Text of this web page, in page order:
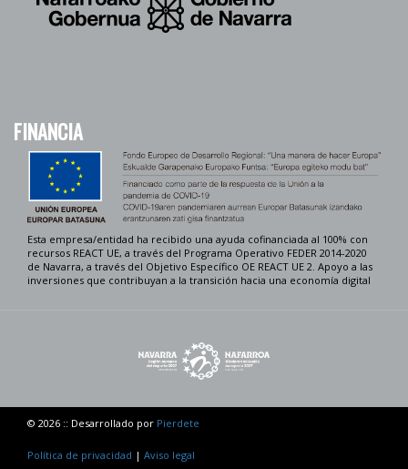
FINANCIA
Esta empresa/entidad ha recibido una ayuda cofinanciada al 100% con
recursos REACT UE, a través del Programa Operativo FEDER 2014-2020
de Navarra, a través del Objetivo Específico OE REACT UE 2. Apoyo a las
inversiones que contribuyan a la transición hacia una economía digital
© 2026 :: Desarrollado por Pierdete
Política de privacidad | Aviso legal